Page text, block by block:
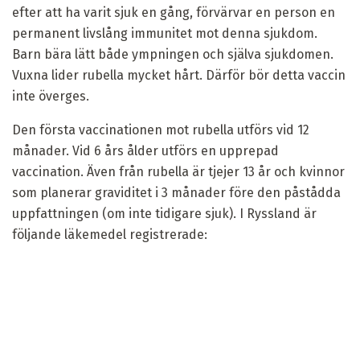
efter att ha varit sjuk en gång, förvärvar en person en
permanent livslång immunitet mot denna sjukdom.
Barn bära lätt både ympningen och själva sjukdomen.
Vuxna lider rubella mycket hårt. Därför bör detta vaccin
inte överges.
Den första vaccinationen mot rubella utförs vid 12
månader. Vid 6 års ålder utförs en upprepad
vaccination. Även från rubella är tjejer 13 år och kvinnor
som planerar graviditet i 3 månader före den påstådda
uppfattningen (om inte tidigare sjuk). I Ryssland är
följande läkemedel registrerade: